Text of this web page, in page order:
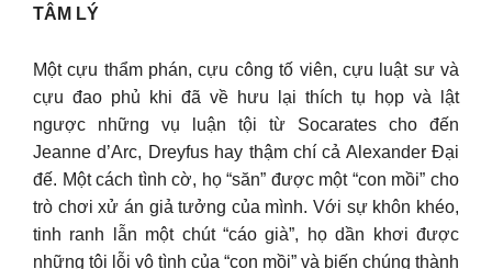
TÂM LÝ
Một cựu thẩm phán, cựu công tố viên, cựu luật sư và
cựu đao phủ khi đã về hưu lại thích tụ họp và lật
ngược những vụ luận tội từ Socarates cho đến
Jeanne d’Arc, Dreyfus hay thậm chí cả Alexander Đại
đế. Một cách tình cờ, họ “săn” được một “con mồi” cho
trò chơi xử án giả tưởng của mình. Với sự khôn khéo,
tinh ranh lẫn một chút “cáo già”, họ dần khơi được
những tội lỗi vô tình của “con mồi” và biến chúng thành